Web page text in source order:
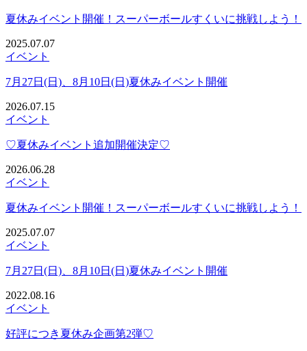
夏休みイベント開催！スーパーボールすくいに挑戦しよう！
2025.07.07
イベント
7月27日(日)、8月10日(日)夏休みイベント開催
2026.07.15
イベント
♡夏休みイベント追加開催決定♡
2026.06.28
イベント
夏休みイベント開催！スーパーボールすくいに挑戦しよう！
2025.07.07
イベント
7月27日(日)、8月10日(日)夏休みイベント開催
2022.08.16
イベント
好評につき夏休み企画第2弾♡